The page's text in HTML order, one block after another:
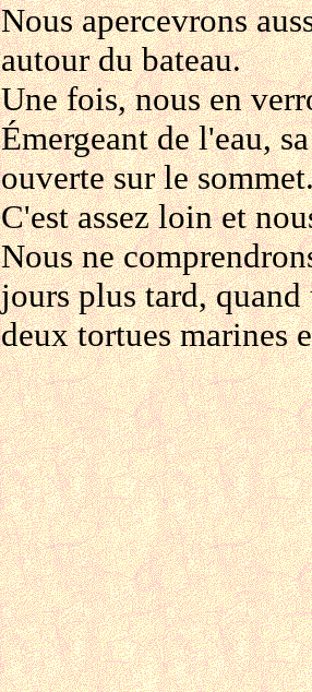
Nous apercevrons
autour du bateau.
Une fois, nous en
Émergeant de l'eau,
ouverte sur le
C'est assez loin et
Nous ne
jours plus tard, quand
deux tortues marines